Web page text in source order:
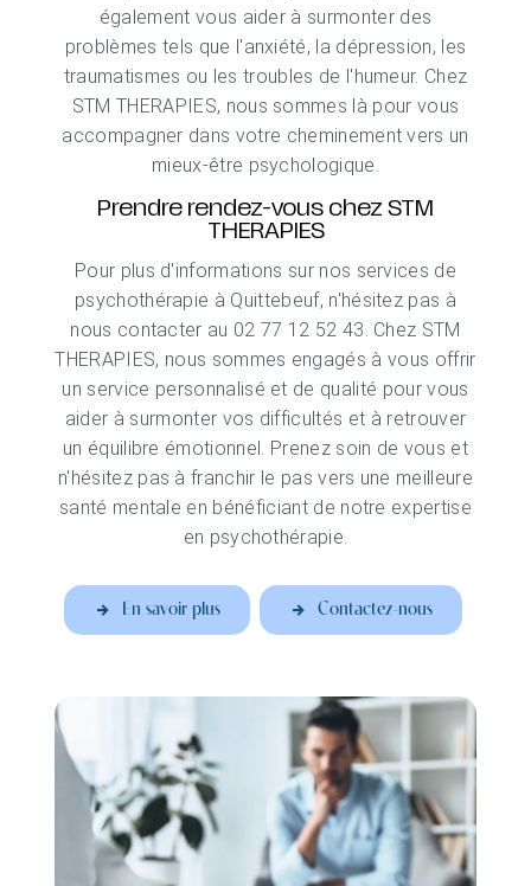
également vous aider à surmonter des
problèmes tels que l'anxiété, la dépression, les
traumatismes ou les troubles de l'humeur. Chez
STM THERAPIES, nous sommes là pour vous
accompagner dans votre cheminement vers un
mieux-être psychologique.
Prendre rendez-vous chez STM
THERAPIES
Pour plus d'informations sur nos services de
psychothérapie à Quittebeuf, n'hésitez pas à
nous contacter au 02 77 12 52 43. Chez STM
THERAPIES, nous sommes engagés à vous offrir
un service personnalisé et de qualité pour vous
aider à surmonter vos difficultés et à retrouver
un équilibre émotionnel. Prenez soin de vous et
n'hésitez pas à franchir le pas vers une meilleure
santé mentale en bénéficiant de notre expertise
en psychothérapie.
En savoir plus Contactez-nous